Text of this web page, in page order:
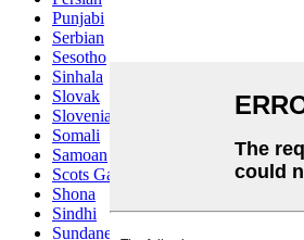
Punjabi
Serbian
Sesotho
Sinhala
Slovak
Slovenian
Somali
Samoan
Scots Gaelic
Shona
Sindhi
Sundanese